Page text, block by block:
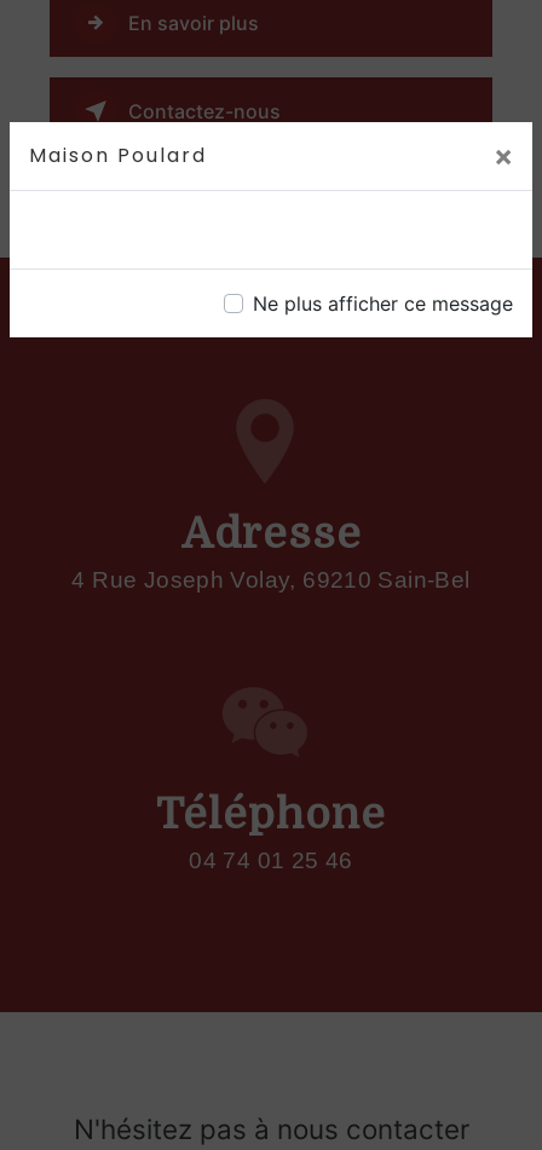
Maison Poulard ×
Ne plus afficher ce message
En savoir plus
Contactez-nous
Adresse
4 Rue Joseph Volay, 69210 Sain-Bel
Téléphone
04 74 01 25 46
N'hésitez pas à nous contacter